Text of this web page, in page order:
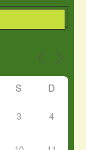
S D
3 4